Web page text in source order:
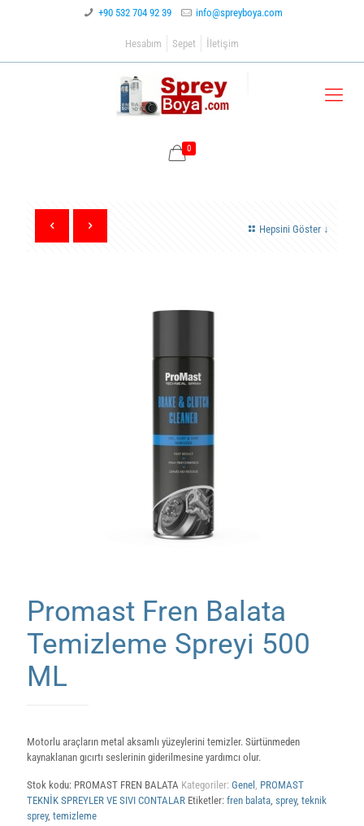
+90 532 704 92 39 info@spreyboya.com
Hesabım Sepet İletişim
0
Hepsini Göster ↓
Promast Fren Balata
Temizleme Spreyi 500
ML
Motorlu araçların metal aksamlı yüzeylerini temizler. Sürtünmeden
kaynaklanan gıcırtı seslerinin giderilmesine yardımcı olur.
Stok kodu: PROMAST FREN BALATA Kategoriler: Genel , PROMAST
TEKNİK SPREYLER VE SIVI CONTALAR Etiketler: fren balata, sprey, teknik
sprey, temizleme